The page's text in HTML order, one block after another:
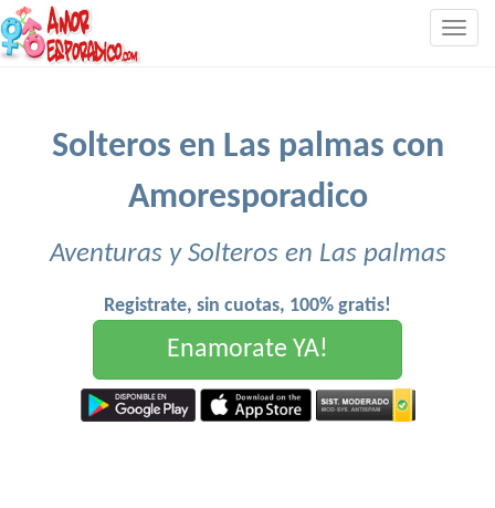
Solteros en Las palmas con
Amoresporadico
Aventuras y Solteros en Las palmas
Registrate, sin cuotas, 100% gratis!
Enamorate YA!